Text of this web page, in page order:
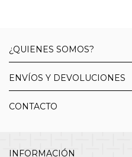
¿QUIENES SOMOS?
ENVÍOS Y DEVOLUCIONES
CONTACTO
INFORMACIÓN